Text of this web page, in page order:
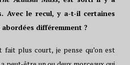
Avec le recul, y a-t-il certaines
différemment ?
fait plus court, je pense qu’on est